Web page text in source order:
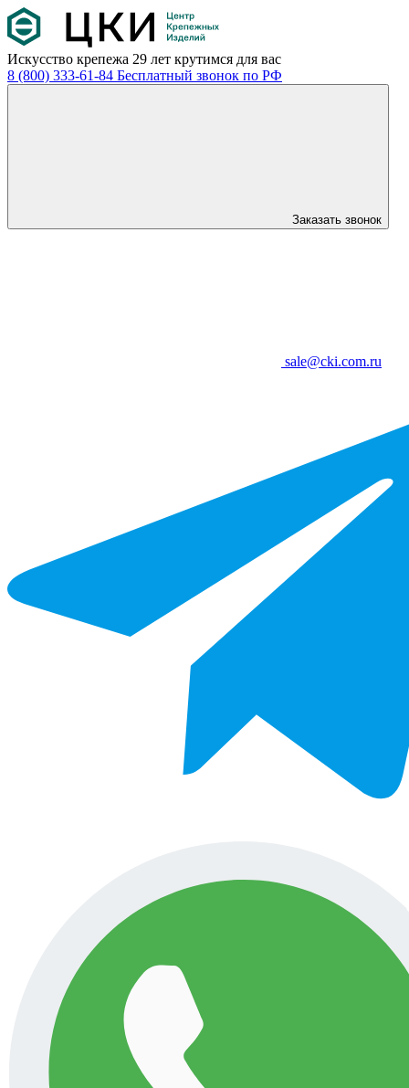
Искусство крепежа 29 лет крутимся для вас
8 (800) 333-61-84 Бесплатный звонок по РФ
Заказать звонок
sale@cki.com.ru